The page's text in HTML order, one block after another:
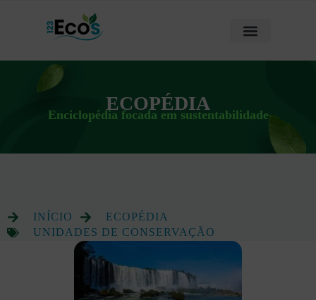
ECOPÉDIA
Enciclopédia focada em sustentabilidade
INÍCIO
ECOPÉDIA
UNIDADES DE CONSERVAÇÃO